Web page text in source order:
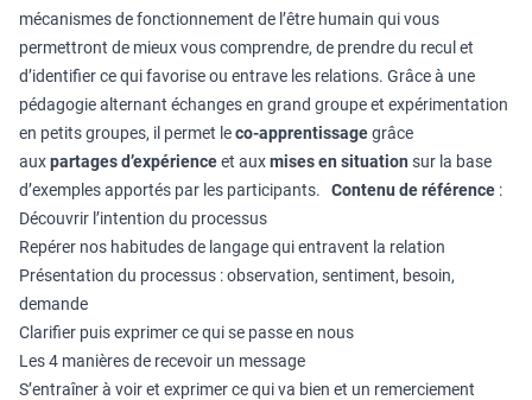
mécanismes de fonctionnement de l’être humain qui vous
permettront de mieux vous comprendre, de prendre du recul et
d’identifier ce qui favorise ou entrave les relations. Grâce à une
pédagogie alternant échanges en grand groupe et expérimentation
en petits groupes, il permet leco-apprentissagegrâce
auxpartages d’expérienceet auxmises en situation sur la base
d’exemples apportés par les participants. Contenu de référence :
Découvrir l’intention du processus
Repérer nos habitudes de langage qui entravent la relation
Présentation du processus : observation, sentiment, besoin,
demande
Clarifier puis exprimer ce qui se passe en nous
Les 4 manières de recevoir un message
S’entraîner à voir et exprimer ce qui va bien et un remerciement